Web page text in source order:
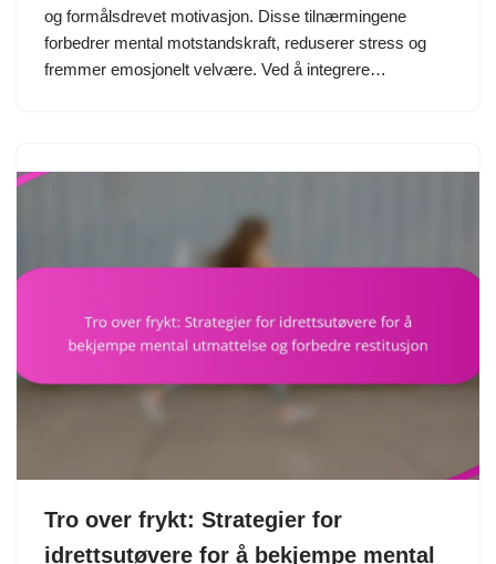
og formålsdrevet motivasjon. Disse tilnærmingene
forbedrer mental motstandskraft, reduserer stress og
fremmer emosjonelt velvære. Ved å integrere…
Tro over frykt: Strategier for
idrettsutøvere for å bekjempe mental